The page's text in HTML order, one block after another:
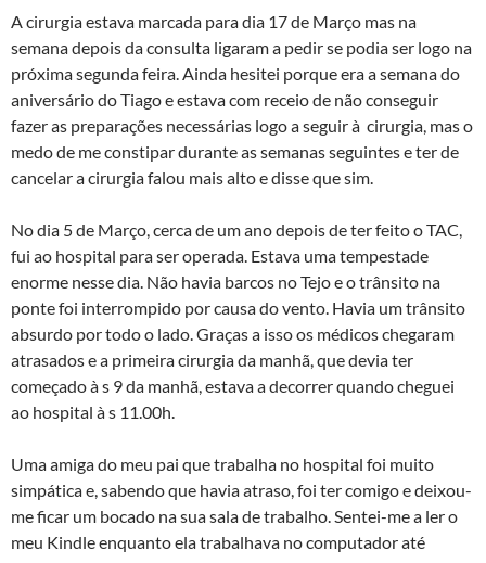
A cirurgia estava marcada para dia 17 de Março mas na
semana depois da consulta ligaram a pedir se podia ser logo na
próxima segunda feira. Ainda hesitei porque era a semana do
aniversário do Tiago e estava com receio de não conseguir
fazer as preparações necessárias logo a seguir à cirurgia, mas o
medo de me constipar durante as semanas seguintes e ter de
cancelar a cirurgia falou mais alto e disse que sim.
No dia 5 de Março, cerca de um ano depois de ter feito o TAC,
fui ao hospital para ser operada. Estava uma tempestade
enorme nesse dia. Não havia barcos no Tejo e o trânsito na
ponte foi interrompido por causa do vento. Havia um trânsito
absurdo por todo o lado. Graças a isso os médicos chegaram
atrasados e a primeira cirurgia da manhã, que devia ter
começado à s 9 da manhã, estava a decorrer quando cheguei
ao hospital à s 11.00h.
Uma amiga do meu pai que trabalha no hospital foi muito
simpática e, sabendo que havia atraso, foi ter comigo e deixou-
me ficar um bocado na sua sala de trabalho. Sentei-me a ler o
meu Kindle enquanto ela trabalhava no computador até